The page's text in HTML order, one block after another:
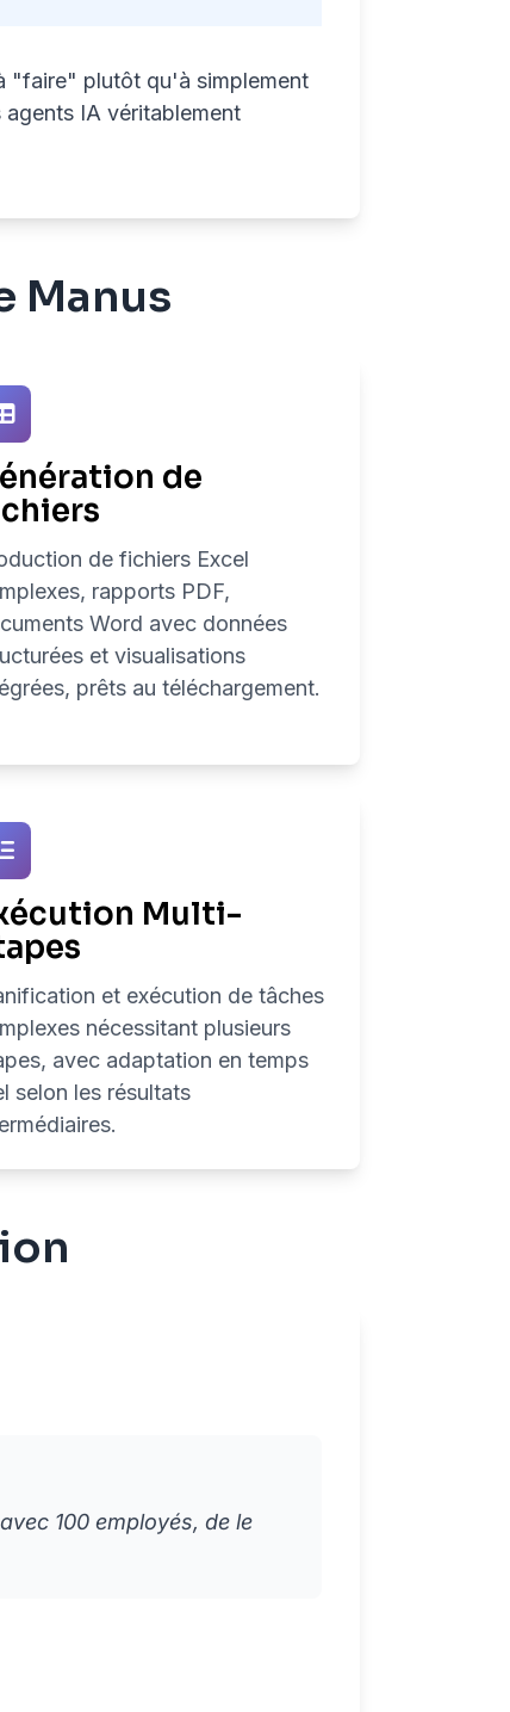
"faire" plutôt qu'à simplement
IA véritablement
Manus
de
de fichiers Excel
rapports PDF,
Word avec données
et visualisations
prêts au téléchargement.
Multi-
et exécution de tâches
nécessitant plusieurs
avec adaptation en temps
selon les résultats
100 employés, de le